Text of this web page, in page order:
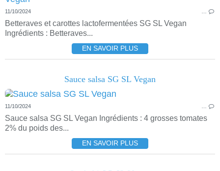
11/10/2024
Betteraves et carottes lactofermentées SG SL Vegan
Ingrédients : Betteraves...
EN SAVOIR PLUS
Sauce salsa SG SL Vegan
11/10/2024
Sauce salsa SG SL Vegan Ingrédients : 4 grosses tomates
2% du poids des...
EN SAVOIR PLUS